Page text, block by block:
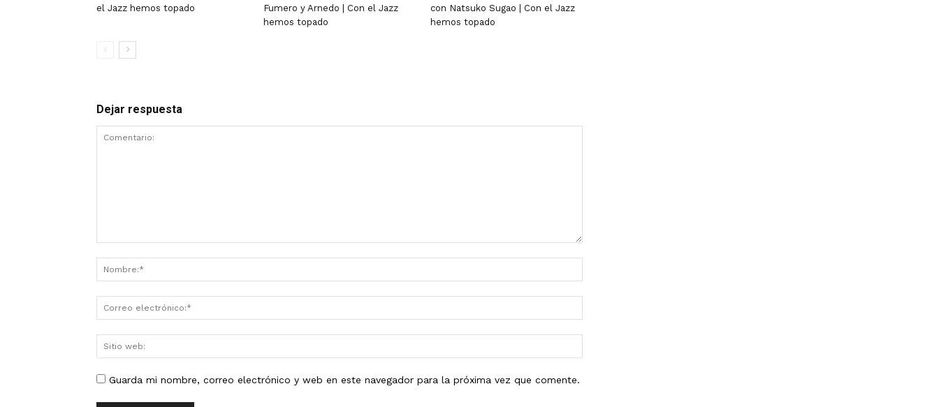
el Jazz hemos topado
Fumero y Arnedo | Con el Jazz
hemos topado
con Natsuko Sugao | Con el Jazz
hemos topado
Dejar respuesta
Guarda mi nombre, correo electrónico y web en este navegador para la próxima vez que comente.